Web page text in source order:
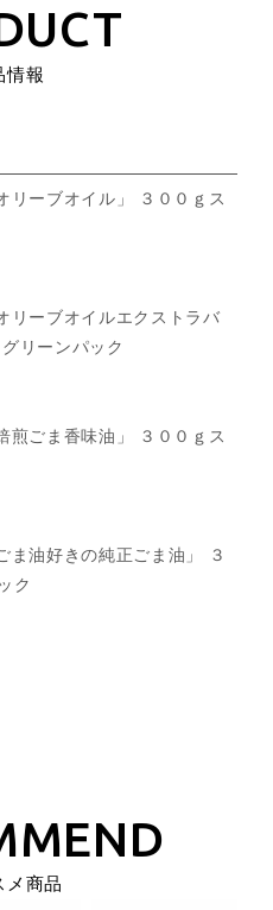
情報
リーブオイル」 ３００ｇス
リーブオイルエクストラバ
リーンパック
煎ごま香味油」 ３００ｇス
ま油好きの純正ごま油」 ３
ク
メ商品